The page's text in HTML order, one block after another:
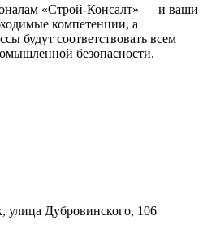
«Строй-Консалт» — и ваши
компетенции, а
будут соответствовать всем
безопасности.
улица Дубровинского, 106